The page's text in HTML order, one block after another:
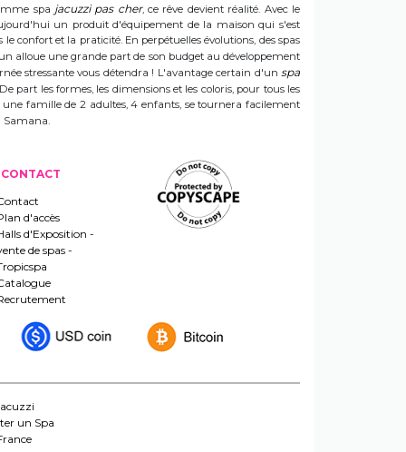
spa jacuzzi pas cher, ce rêve devient réalité. Avec le
un produit d'équipement de la maison qui s'est
confort et la praticité. En perpétuelles évolutions, des spas
alloue une grande part de son budget au développement
stressante vous détendra ! L'avantage certain d'un spa
part les formes, les dimensions et les coloris, pour tous les
une famille de 2 adultes, 4 enfants, se tournera facilement
Samana.
CONTACT
d'accès
d'Exposition -
de spas -
un Spa